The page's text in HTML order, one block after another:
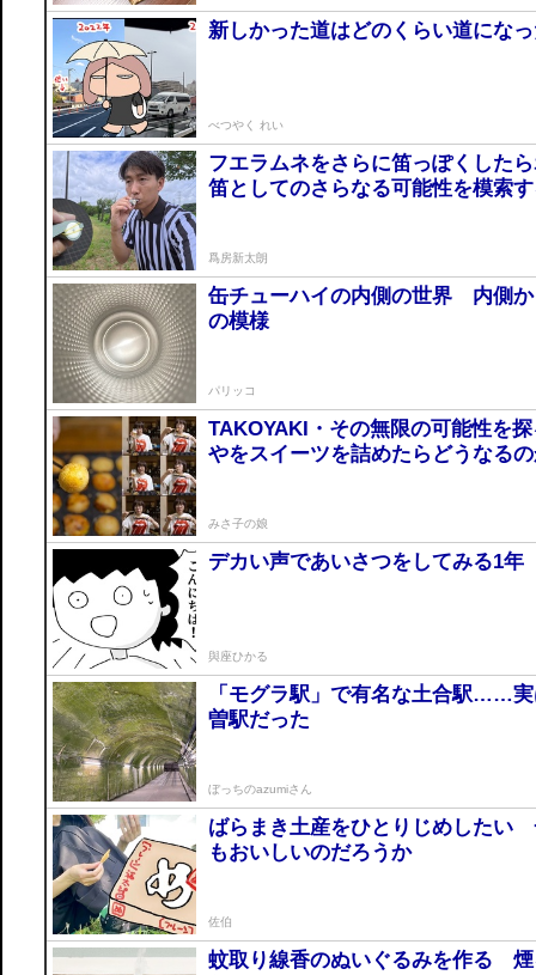
新しかった道はどのくらい道にな
べつやく れい
フエラムネをさらに笛っぽくした
笛としてのさらなる可能性を模索
爲房新太朗
缶チューハイの内側の世界 内側
の模様
パリッコ
TAKOYAKI・その無限の可能性を
やをスイーツを詰めたらどうなる
みさ子の娘
デカい声であいさつをしてみる1年
與座ひかる
「モグラ駅」で有名な土合駅……
曽駅だった
ぼっちのazumiさん
ばらまき土産をひとりじめしたい
もおいしいのだろうか
佐伯
蚊取り線香のぬいぐるみを作る